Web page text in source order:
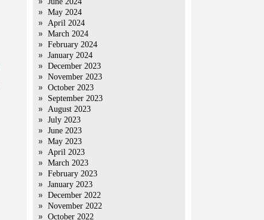
May 2024
April 2024
March 2024
February 2024
January 2024
December 2023
November 2023
October 2023
September 2023
August 2023
July 2023
June 2023
May 2023
April 2023
March 2023
February 2023
January 2023
December 2022
November 2022
October 2022